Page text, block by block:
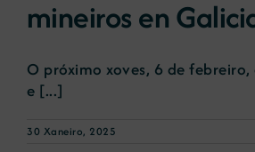
mineiros en
O próximo xoves, 6 de
e [...]
30 Xaneiro, 2025